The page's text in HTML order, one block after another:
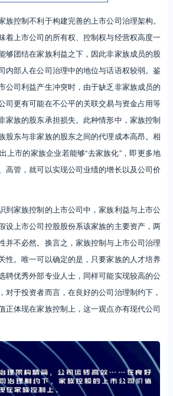
族控制不利于构建完善的上市公司治理架构。
着上市公司的所有权、控制权与经营权高度一
够团结在家族利益之下，因此非家族成员的股
内部人在公司治理中的地位与话语权较弱。鉴
公司利益产生冲突时，由于缺乏非家族成员的
司更有可能在不公平的关联交易与资金占用等
家族的股东承担损失。此种情形中，家族控制
股东与非家族的股东之间的代理成本高昂。相
上市的家族企业若能够“去家族化”，即更多地
高管，就可以实现公司业绩的增长以及公司价
到家族控制的上市公司中，家族利益与上市公
设上市公司控股股份系该家族的主要资产，两
并不必然。换言之，家族控制与上市公司治理
性。唯一可以确定的是，只要家族的人才培养
聘优秀外部专业人士，同样可能实现较高的公
对于投资者而言，在良好的公司治理制约下，
正体现在家族控制上，这一观点亦有现代公司